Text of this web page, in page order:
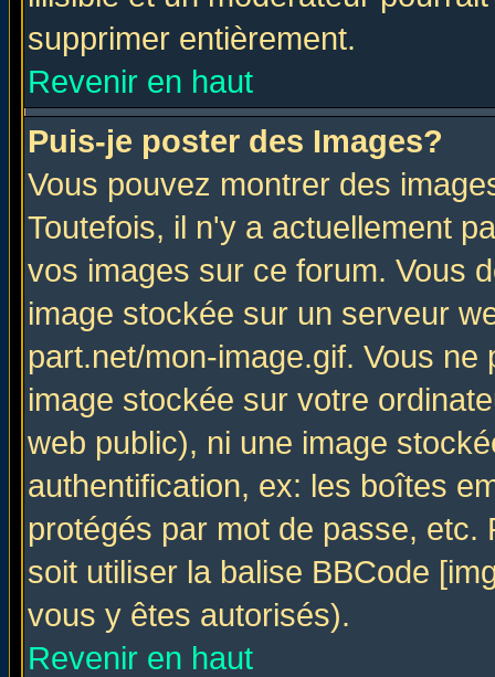
supprimer entièrement.
Revenir en haut
Puis-je poster des Images?
Vous pouvez montrer des
Toutefois, il n'y a actuellement
vos images sur ce forum. Vous
image stockée sur un serveur
part.net/mon-image.gif. Vous
image stockée sur votre
web public), ni une image
authentification, ex: les boîtes
protégés par mot de passe,
soit utiliser la balise BBCode
vous y êtes autorisés).
Revenir en haut